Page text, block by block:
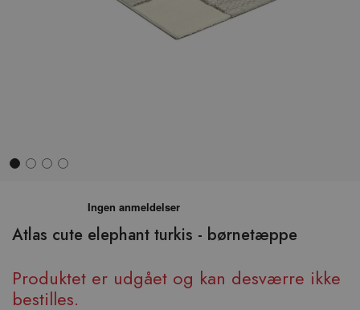
Atlas cute elephant turkis - børnetæppe
Produktet er udgået og kan desværre ikke
bestilles.
begyndelsen
af